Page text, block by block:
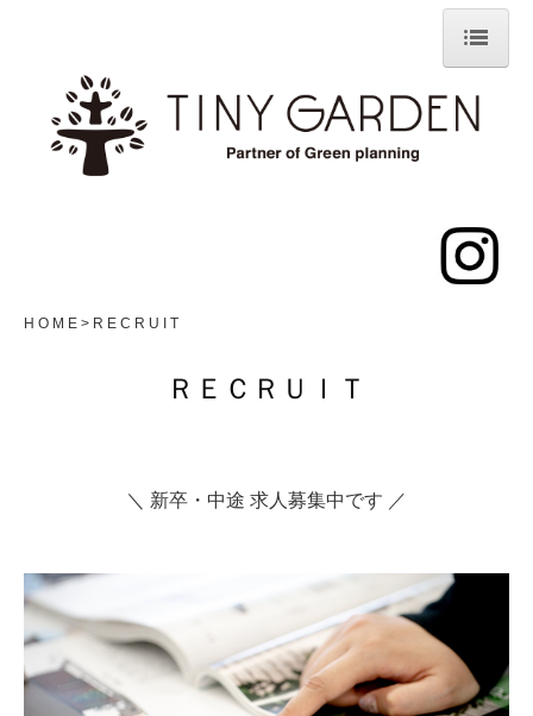
H O M E
A B O U T
H O M E R E C R U I T
ＲＥＣＲＵＩＴ
＼ 新卒・中途 求人募集中です ／